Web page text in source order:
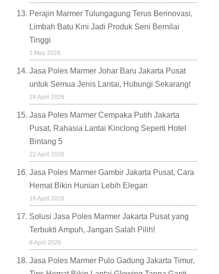
Perajin Marmer Tulungagung Terus Berinovasi,
Limbah Batu Kini Jadi Produk Seni Bernilai
Tinggi
1 May 2026
Jasa Poles Marmer Johar Baru Jakarta Pusat
untuk Semua Jenis Lantai, Hubungi Sekarang!
28 April 2026
Jasa Poles Marmer Cempaka Putih Jakarta
Pusat, Rahasia Lantai Kinclong Seperti Hotel
Bintang 5
22 April 2026
Jasa Poles Marmer Gambir Jakarta Pusat, Cara
Hemat Bikin Hunian Lebih Elegan
16 April 2026
Solusi Jasa Poles Marmer Jakarta Pusat yang
Terbukti Ampuh, Jangan Salah Pilih!
8 April 2026
Jasa Poles Marmer Pulo Gadung Jakarta Timur,